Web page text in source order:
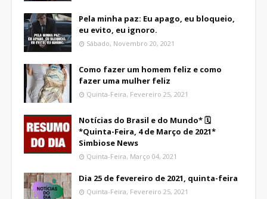
Pela minha paz: Eu apago, eu bloqueio,
eu evito, eu ignoro.
Sábado, Novembro 20, 2021
Como fazer um homem feliz e como
fazer uma mulher feliz
Quinta-Feira, Fevereiro 25, 2021
Notícias do Brasil e do Mundo* 🗓
*Quinta-Feira, 4 de Março de 2021*
Simbiose News
Quinta-Feira, Março 04, 2021
Dia 25 de fevereiro de 2021, quinta-feira
Quinta-Feira, Fevereiro 25, 2021